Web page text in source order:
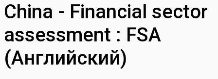
China - Financial sector
assessment : FSA
(Английский)